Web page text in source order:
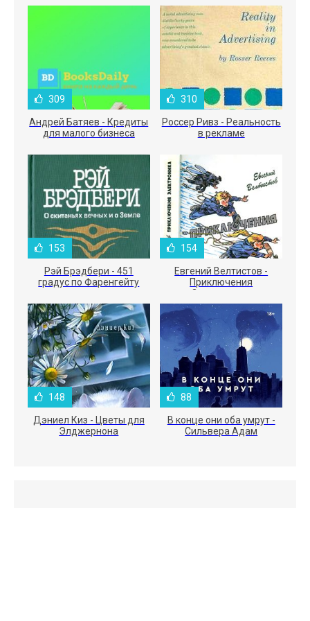
309
Андрей Батяев - Кредиты
для малого бизнеса
310
Россер Ривз - Реальность
в рекламе
153
Рэй Брэдбери - 451
градус по Фаренгейту
154
Евгений Велтистов -
Приключения
Электроника
148
Дэниел Киз - Цветы для
Элджернона
88
В конце они оба умрут -
Сильвера Адам